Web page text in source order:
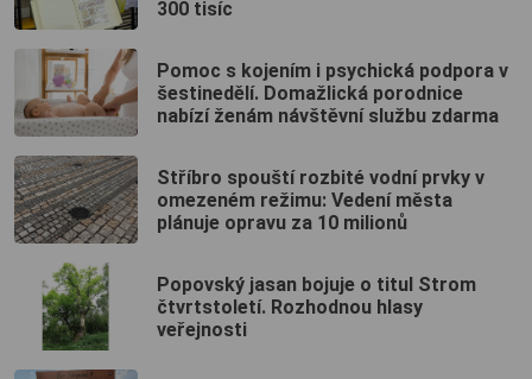
300 tisíc
Pomoc s kojením i psychická podpora v
šestinedělí. Domažlická porodnice
nabízí ženám návštěvní službu zdarma
Stříbro spouští rozbité vodní prvky v
omezeném režimu: Vedení města
plánuje opravu za 10 milionů
Popovský jasan bojuje o titul Strom
čtvrtstoletí. Rozhodnou hlasy
veřejnosti